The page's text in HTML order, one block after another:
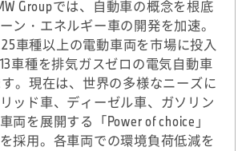
Groupでは、自動車の概念を根底
ン・エネルギー車の開発を加速。
車種以上の電動車両を市場に投入
車種を排気ガスゼロの電気自動車
す。現在は、世界の多様なニーズに
ッド車、ディーゼル車、ガソリン
両を展開する「Power of choice」
採用。各車両での環境負荷低減を